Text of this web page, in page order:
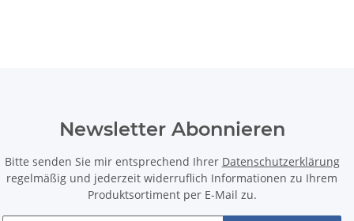
Newsletter Abonnieren
Bitte senden Sie mir entsprechend Ihrer Datenschutzerklärung
regelmäßig und jederzeit widerruflich Informationen zu Ihrem
Produktsortiment per E-Mail zu.